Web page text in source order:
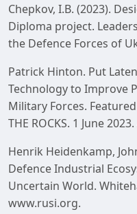
Chepkov, I.B. (2023).
Diploma project.
the Defence Forces of
Patrick Hinton. Put
Technology to Improve
Military Forces.
THE ROCKS. 1 June
Henrik Heidenkamp,
Defence Industrial
Uncertain World.
www.rusi.org.